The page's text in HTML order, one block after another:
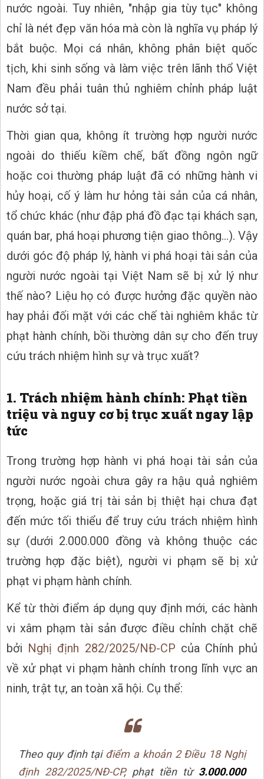
nước ngoài. Tuy nhiên, "nhập gia tùy tục" không
chỉ là nét đẹp văn hóa mà còn là nghĩa vụ pháp lý
bắt buộc. Mọi cá nhân, không phân biệt quốc
tịch, khi sinh sống và làm việc trên lãnh thổ Việt
Nam đều phải tuân thủ nghiêm chỉnh pháp luật
nước sở tại.
Thời gian qua, không ít trường hợp người nước
ngoài do thiếu kiềm chế, bất đồng ngôn ngữ
hoặc coi thường pháp luật đã có những hành vi
hủy hoại, cố ý làm hư hỏng tài sản của cá nhân,
tổ chức khác (như đập phá đồ đạc tại khách sạn,
quán bar, phá hoại phương tiện giao thông...). Vậy
dưới góc độ pháp lý, hành vi phá hoại tài sản của
người nước ngoài tại Việt Nam sẽ bị xử lý như
thế nào? Liệu họ có được hưởng đặc quyền nào
hay phải đối mặt với các chế tài nghiêm khắc từ
phạt hành chính, bồi thường dân sự cho đến truy
cứu trách nhiệm hình sự và trục xuất?
1. Trách nhiệm hành chính: Phạt tiền
triệu và nguy cơ bị trục xuất ngay lập
tức
Trong trường hợp hành vi phá hoại tài sản của
người nước ngoài chưa gây ra hậu quả nghiêm
trọng, hoặc giá trị tài sản bị thiệt hại chưa đạt
đến mức tối thiểu để truy cứu trách nhiệm hình
sự (dưới 2.000.000 đồng và không thuộc các
trường hợp đặc biệt), người vi phạm sẽ bị xử
phạt vi phạm hành chính.
Kể từ thời điểm áp dụng quy định mới, các hành
vi xâm phạm tài sản được điều chỉnh chặt chẽ
bởi Nghị định 282/2025/NĐ-CP của Chính phủ
về xử phạt vi phạm hành chính trong lĩnh vực an
ninh, trật tự, an toàn xã hội. Cụ thể:
Theo quy định tạiđiểm a khoản 2 Điều 18 Nghị
định 282/2025/NĐ-CP, phạt tiền từ 3.000.000